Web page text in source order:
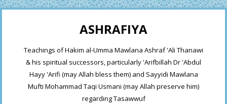
ASHRAFIYA
Teachings of Hakim al-Umma Mawlana Ashraf 'Ali Thanawi
& his spiritual successors, particularly 'Arifbillah Dr 'Abdul
Hayy 'Arifi (may Allah bless them) and Sayyidi Mawlana
Mufti Mohammad Taqi Usmani (may Allah preserve him)
regarding Tasawwuf